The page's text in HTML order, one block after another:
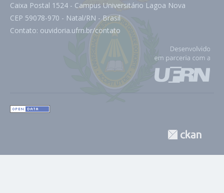
Caixa Postal 1524 - Campus Universitário Lagoa Nova
CEP 59078-970 - Natal/RN - Brasil
Contato: ouvidoria.ufrn.br/contato